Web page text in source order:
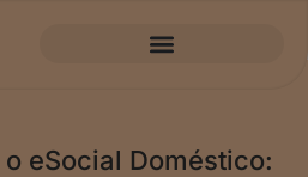
eSocial Doméstico: